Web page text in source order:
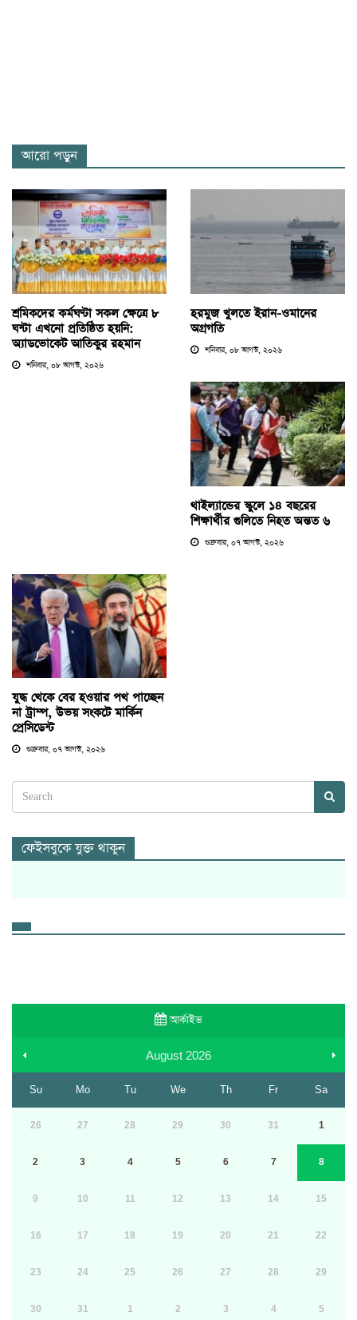
আরো পড়ুন
শ্রমিকদের কর্মঘণ্টা সকল ক্ষেত্রে ৮
ঘন্টা এখনো প্রতিষ্ঠিত হয়নি:
অ্যাডভোকেট আতিকুর রহমান
শনিবার, ০৮ আগস্ট, ২০২৬
হরমুজ খুলতে ইরান-ওমানের
অগ্রগতি
শনিবার, ০৮ আগস্ট, ২০২৬
থাইল্যান্ডের স্কুলে ১৪ বছরের
শিক্ষার্থীর গুলিতে নিহত অন্তত ৬
শুক্রবার, ০৭ আগস্ট, ২০২৬
যুদ্ধ থেকে বের হওয়ার পথ পাচ্ছেন
না ট্রাম্প, উভয় সংকটে মার্কিন
প্রেসিডেন্ট
শুক্রবার, ০৭ আগস্ট, ২০২৬
ফেইসবুকে যুক্ত থাকুন
আর্কাইভ
August 2026
Su Mo Tu We Th Fr Sa
26 27 28 29 30 31 1
2 3 4 5 6 7 8
9 10 11 12 13 14 15
16 17 18 19 20 21 22
23 24 25 26 27 28 29
30 31 1 2 3 4 5